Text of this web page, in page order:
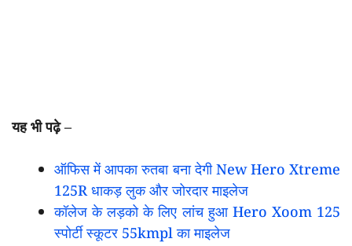
यह भी पढ़े –
ऑफिस में आपका रुतबा बना देगी New Hero Xtreme
125R धाकड़ लुक और जोरदार माइलेज
कॉलेज के लड़को के लिए लांच हुआ Hero Xoom 125
स्पोर्टी स्कूटर 55kmpl का माइलेज